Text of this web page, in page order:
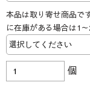
本品は取り寄せ商品で
に在庫がある場合は1
個